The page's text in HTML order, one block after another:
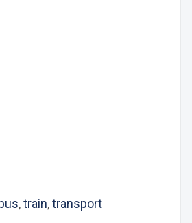
bus,train,transport